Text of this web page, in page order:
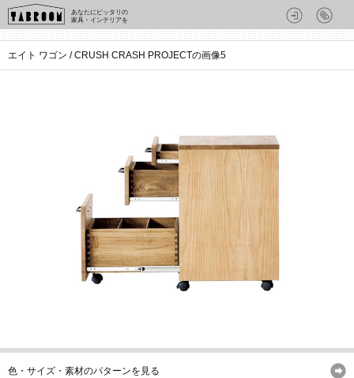
あなたにピッタリの
家具・インテリアを
エイト ワゴン / CRUSH CRASH PROJECTの画像5
色・サイズ・素材のパターンを見る